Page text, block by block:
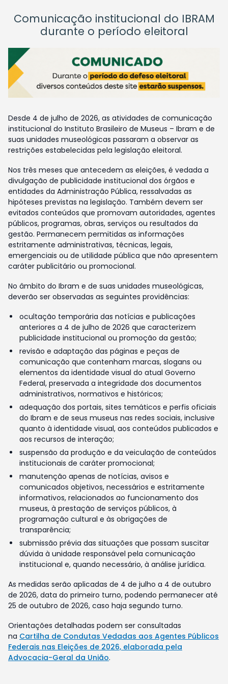
Comunicação institucional do IBRAM
durante o período eleitoral
Desde 4 de julho de 2026, as atividades de comunicação
institucional do Instituto Brasileiro de Museus – Ibram e de
suas unidades museológicas passaram a observar as
restrições estabelecidas pela legislação eleitoral.
Nos três meses que antecedem as eleições, é vedada a
divulgação de publicidade institucional dos órgãos e
entidades da Administração Pública, ressalvadas as
hipóteses previstas na legislação. Também devem ser
evitados conteúdos que promovam autoridades, agentes
públicos, programas, obras, serviços ou resultados da
gestão. Permanecem permitidas as informações
estritamente administrativas, técnicas, legais,
emergenciais ou de utilidade pública que não apresentem
caráter publicitário ou promocional.
No âmbito do Ibram e de suas unidades museológicas,
deverão ser observadas as seguintes providências:
ocultação temporária das notícias e publicações
anteriores a 4 de julho de 2026 que caracterizem
publicidade institucional ou promoção da gestão;
revisão e adaptação das páginas e peças de
comunicação que contenham marcas, slogans ou
elementos da identidade visual do atual Governo
Federal, preservada a integridade dos documentos
administrativos, normativos e históricos;
adequação dos portais, sites temáticos e perfis oficiais
do Ibram e de seus museus nas redes sociais, inclusive
quanto à identidade visual, aos conteúdos publicados e
aos recursos de interação;
suspensão da produção e da veiculação de conteúdos
institucionais de caráter promocional;
manutenção apenas de notícias, avisos e
comunicados objetivos, necessários e estritamente
informativos, relacionados ao funcionamento dos
museus, à prestação de serviços públicos, à
programação cultural e às obrigações de
transparência;
submissão prévia das situações que possam suscitar
dúvida à unidade responsável pela comunicação
institucional e, quando necessário, à análise jurídica.
As medidas serão aplicadas de 4 de julho a 4 de outubro
de 2026, data do primeiro turno, podendo permanecer até
25 de outubro de 2026, caso haja segundo turno.
Orientações detalhadas podem ser consultadas
na Cartilha de Condutas Vedadas aos Agentes Públicos
Federais nas Eleições de 2026, elaborada pela
Advocacia-Geral da União.